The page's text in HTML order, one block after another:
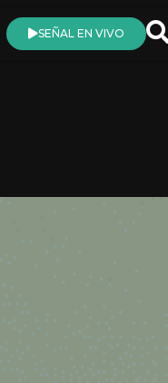
SEÑAL EN VIVO